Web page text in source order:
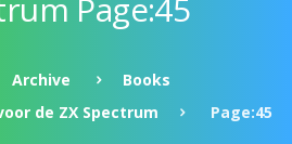
Page:45
Archive
Books
de ZX Spectrum
Page:45